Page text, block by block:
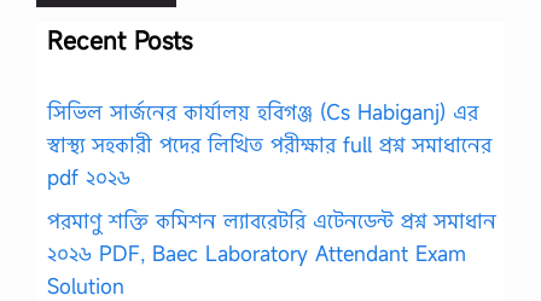
Recent Posts
সিভিল সার্জনের কার্যালয় হবিগঞ্জ (Cs Habiganj) এর
স্বাস্থ্য সহকারী পদের লিখিত পরীক্ষার full প্রশ্ন সমাধানের
pdf ২০২৬
পরমাণু শক্তি কমিশন ল্যাবরেটরি এটেনডেন্ট প্রশ্ন সমাধান
২০২৬ PDF, Baec Laboratory Attendant Exam
Solution